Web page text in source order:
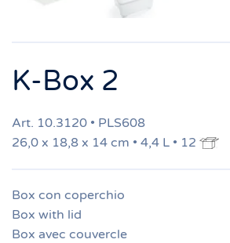
K-Box 2
Art. 10.3120 • PLS608
26,0 x 18,8 x 14 cm • 4,4 L • 12
Box con coperchio
Box with lid
Box avec couvercle